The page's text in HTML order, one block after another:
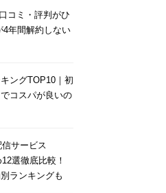
コミ・評判がひ
4年間解約しない
ングTOP10｜初
コスパが良いの
信サービス
選徹底比較！
ランキングも